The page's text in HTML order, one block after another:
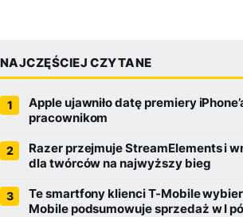
NAJCZĘŚCIEJ CZYTANE
Apple ujawniło datę premiery
pracownikom
Razer przejmuje StreamElements i
dla twórców na najwyższy bieg
Te smartfony klienci T-Mobile
Mobile podsumowuje sprzedaż w I